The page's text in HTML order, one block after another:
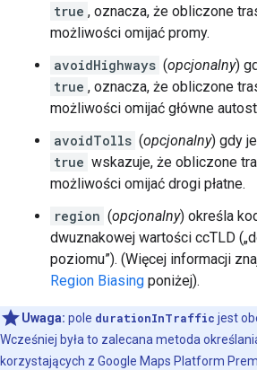
true , oznacza, że obliczone
możliwości omijać promy.
avoidHighways (opcjonalny)
true , oznacza, że obliczone
możliwości omijać główne
avoidTolls (opcjonalny) gdy
true wskazuje, że obliczone
możliwości omijać drogi płatne.
region (opcjonalny) określa
dwuznakowej wartości ccTLD
poziomu”). (Więcej informacji
Region Biasing poniżej).
Uwaga: pole durationInTraffic jest
Wcześniej była to zalecana metoda
korzystających z Google Maps Platform